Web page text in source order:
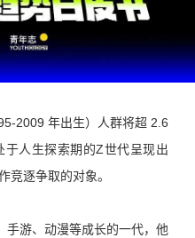
2009 年出生）人群将超 2.6
人生探索期的Z世代呈现出
竞逐争取的对象。
手游、动漫等成长的一代，他